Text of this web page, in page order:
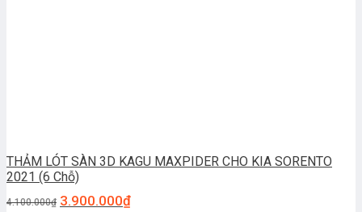
THẢM LÓT SÀN 3D KAGU MAXPIDER CHO KIA SORENTO
2021 (6 Chỗ)
4.100.000₫ 3.900.000₫